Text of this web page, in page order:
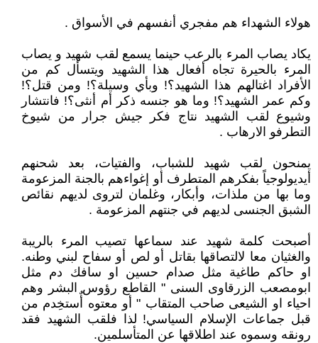
هولاء الشهداء هم مفجري أنفسهم في الأسواق .
يكاد يصاب المرء بالرعب حينما يسمع لقب شهيد و يصاب
المرء بالحيرة تجاه أفعال هذا الشهيد ويتسأل كم من
الأفراد اغتالهم هذا الشهيد؟! وبأي وسيلة؟! ومن قتل؟!
وكم عمر الشهيد؟! وما هو جنسه ذكر أم أنثى؟! فانتشار
وشيوع لقب الشهيد نتاج فكر جيش جرار من شيوخ
التطرفو الارهاب .
يمنحون لقب شهيد للشباب، والفتيات، بعد شحنهم
أيديولوجياً بفكرهم المتطرف أو إغواءهم بالجنة المزعومة
وما بها من ملذات، وأبكار، وغلمان لتروى لديهم نقائص
الشبق الجنسى لديهم في جنتهم المزعومة .
أصبحت كلمة شهيد عند سماعها تصيب المرء بالريبة
والغثيان معا لالتصاقها بقاتل أو لص أو سفاح لبني وطنه.
او حاكم طاغية مثل صدام حسين او سافك دم مثل
ابومصعب الزرقاوى السنى " القاطع رؤوس البشر وهم
احياء او الشيعى صاحب المتقاب " أو معتوه أٌستخِدم من
قبل جماعات الإسلام السياسي! لذا فلقب الشهيد فقد
رونقه وسموه عند اطلاقها عن المتأسلمين.